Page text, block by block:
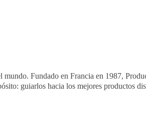
Fundado en Francia en 1987,
guiarlos hacia los mejores productos